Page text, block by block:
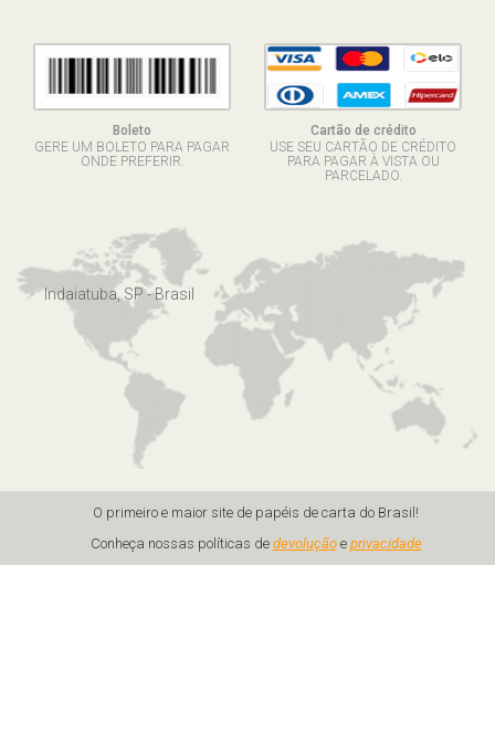
Boleto
GERE UM BOLETO PARA PAGAR
ONDE PREFERIR.
Cartão de crédito
USE SEU CARTÃO DE CRÉDITO
PARA PAGAR À VISTA OU
PARCELADO.
Indaiatuba, SP - Brasil
O primeiro e maior site de papéis de carta do Brasil!
Conheça nossas políticas de devoluçãoe privacidade